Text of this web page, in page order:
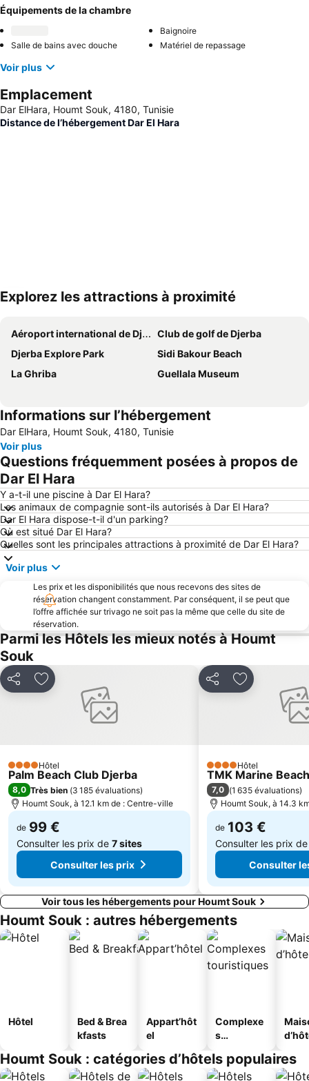
Équipements de la chambre
Baignoire
Salle de bains avec douche
Matériel de repassage
Voir plus
Emplacement
Dar ElHara, Houmt Souk, 4180, Tunisie
Distance de l’hébergement Dar El Hara
Explorez les attractions à proximité
Aéroport international de Djerba-Zarzis
Club de golf de Djerba
Djerba Explore Park
Sidi Bakour Beach
La Ghriba
Guellala Museum
Informations sur l’hébergement
Dar ElHara, Houmt Souk, 4180, Tunisie
Voir plus
Questions fréquemment posées à propos de
Dar El Hara
Y a-t-il une piscine à Dar El Hara?
Les animaux de compagnie sont-ils autorisés à Dar El Hara?
Dar El Hara dispose-t-il d'un parking?
Où est situé Dar El Hara?
Quelles sont les principales attractions à proximité de Dar El Hara?
Voir plus
Les prix et les disponibilités que nous recevons des sites de
réservation changent constamment. Par conséquent, il se peut que
l’offre affichée sur trivago ne soit pas la même que celle du site de
réservation.
Parmi les Hôtels les mieux notés à Houmt
Souk
PartagerAjouter à mes favoris
4 ÉtoilesHôtel
Palm Beach Club Djerba
8,0 Très bien (3 185 évaluations)
Houmt Souk, à 12.1 km de : Centre-ville
de 99 €
Consulter les prix de 7 sites
Consulter les prix
PartagerAjouter à
4 ÉtoilesHôtel
TMK Marine
7,0 (1 635 évaluations)
Houmt Souk, à 14.3
de 103 €
Consulter les prix
Consulter
Voir tous les hébergements pour Houmt Souk
Houmt Souk : autres hébergements
Hôtel
Bed & Brea
kfasts
Appart’hôt
el
Complexe
s
s
Houmt Souk : catégories d’hôtels populaires